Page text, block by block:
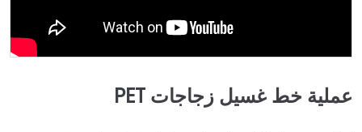
عملية خط غسيل زجاجات PET